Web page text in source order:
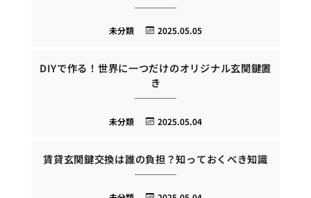
2025.05.05
未分類
DIYで作る！世界に一つだけのオリジナル玄関鍵置
き
2025.05.04
未分類
賃貸玄関鍵交換は誰の負担？知っておくべき知識